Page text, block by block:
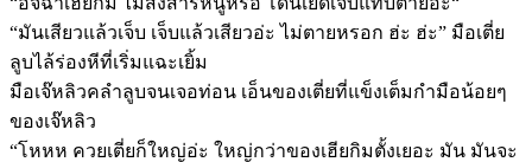
“มันเสียวแล้วเจ็บ เจ็บแล้วเสียวอ่ะ ไม่ตายหรอก ฮ่ะ ฮ่ะ” มือเตี่ย
ลูบไล้ร่องหีที่เริ่มแฉะเยิ้ม
มือเจ๊หลิวคลำลูบจนเจอท่อน เอ็นของเตี่ยที่แข็งเต็มกำมือน้อยๆ
ของเจ๊หลิว
“โหหห ควยเตี่ยก็ใหญ่อ่ะ ใหญ่กว่าของเฮียกิมตั้งเยอะ มัน มันจะ